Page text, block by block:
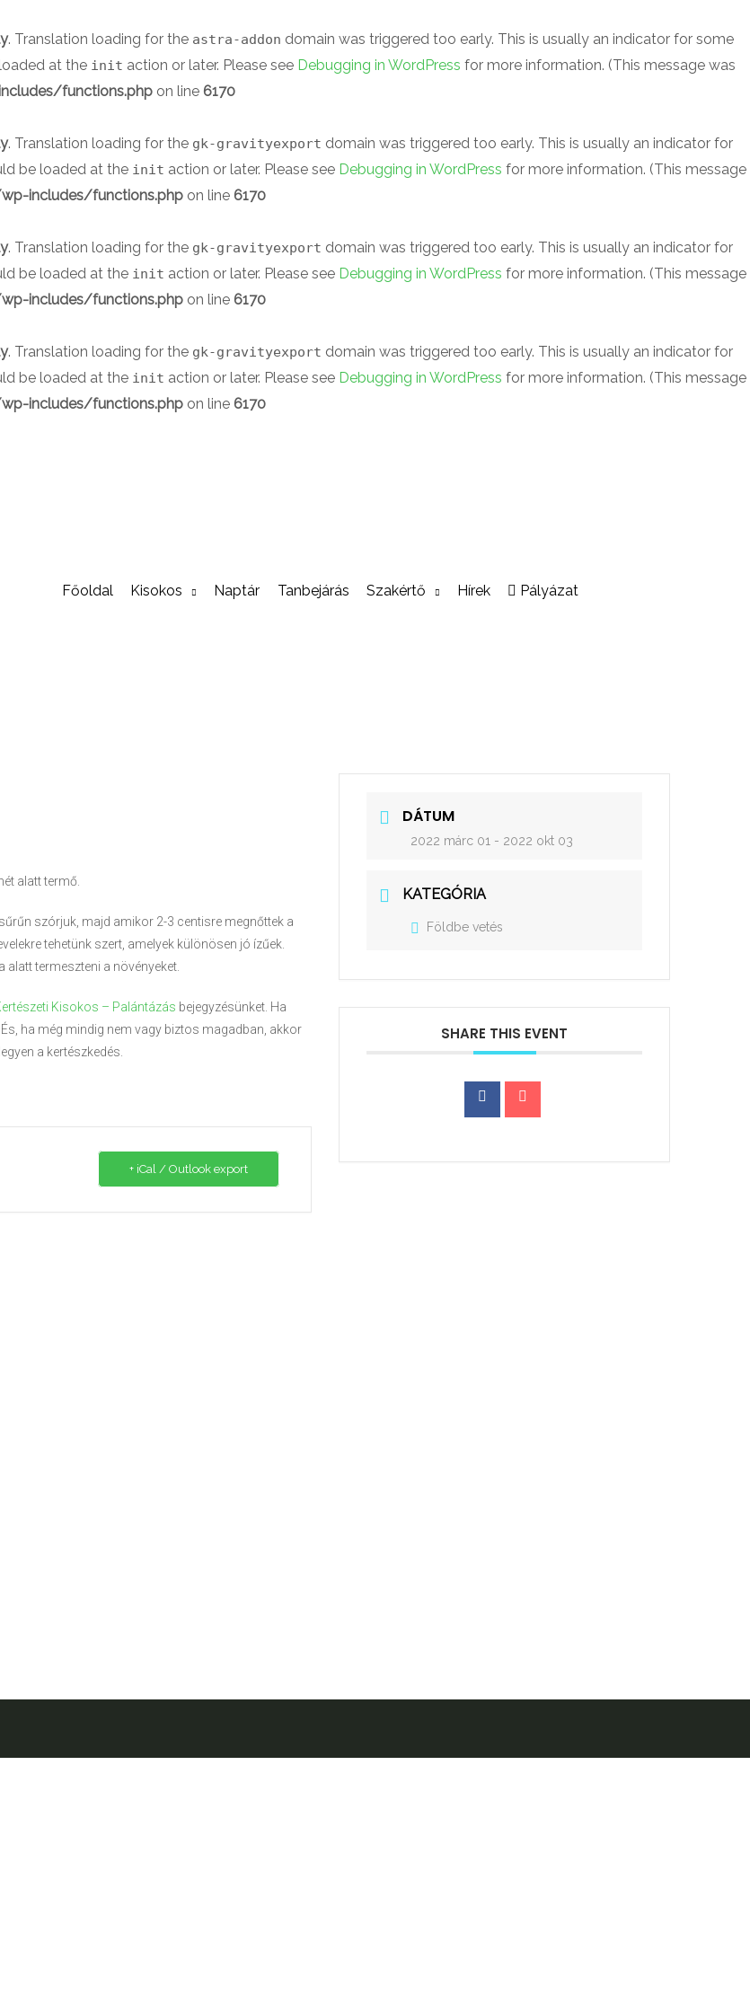
. Translation loading for the astra-addon domain was triggered too early. This is usually an indicator for some
at the init action or later. Please see Debugging in WordPress for more information. (This message was
functions.php on line 6170
. Translation loading for the gk-gravityexport domain was triggered too early. This is usually an indicator for
be loaded at the init action or later. Please see Debugging in WordPress for more information. (This message
includes/functions.php on line 6170
. Translation loading for the gk-gravityexport domain was triggered too early. This is usually an indicator for
be loaded at the init action or later. Please see Debugging in WordPress for more information. (This message
includes/functions.php on line 6170
. Translation loading for the gk-gravityexport domain was triggered too early. This is usually an indicator for
be loaded at the init action or later. Please see Debugging in WordPress for more information. (This message
includes/functions.php on line 6170
Főoldal Kisokos Naptár Tanbejárás Szakértő Hírek Pályázat
alatt termő.
szórjuk, majd amikor 2-3 centisre megnőttek a
tehetünk szert, amelyek különösen jó ízűek.
termeszteni a növényeket.
Kisokos – Palántázás bejegyzésünket. Ha
. És, ha még mindig nem vagy biztos magadban, akkor
a kertészkedés.
+ iCal / Outlook export
DÁTUM
2022 márc 01 - 2022 okt 03
KATEGÓRIA
Földbe vetés
SHARE THIS EVENT